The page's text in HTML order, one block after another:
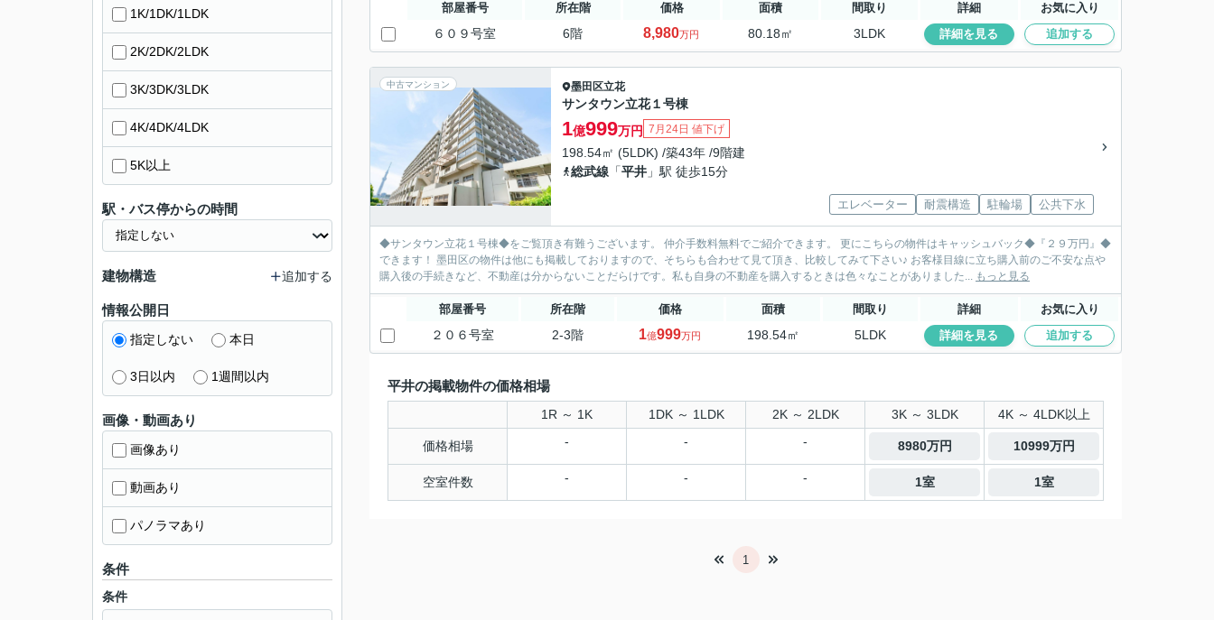
部屋番号 所在階 価格 面積 間取り 詳細 お気に入り
６０９号室 6階 8,980万円 80.18㎡ 3LDK 詳細を見る 追加する
中古マンション 墨田区立花
サンタウン立花１号棟
1億999万円 7月24日 値下げ
198.54㎡ (5LDK) /築43年 /9階建
総武線 「平井 」駅 徒歩15分
エレベーター 耐震構造 駐輪場 公共下水
◆サンタウン立花１号棟◆をご覧頂き有難うございます。 仲介手数料無料でご紹介できます。 更にこちらの物件はキャッシュバック◆『２９万円』◆
できます！ 墨田区の物件は他にも掲載しておりますので、そちらも合わせて見て頂き、比較してみて下さい♪ お客様目線に立ち購入前のご不安な点や
購入後の手続きなど、不動産は分からないことだらけです。私も自身の不動産を購入するときは色々なことがありました... もっと見る
部屋番号 所在階 価格 面積 間取り 詳細 お気に入り
２０６号室 2-3階 1億999万円 198.54㎡ 5LDK 詳細を見る 追加する
平井の掲載物件の価格相場
1R ～ 1K 1DK ～ 1LDK 2K ～ 2LDK 3K ～ 3LDK 4K ～ 4LDK以上
価格相場 - - - 8980万円 10999万円
空室件数 - - - 1室 1室
1
1K/1DK/1LDK
2K/2DK/2LDK
3K/3DK/3LDK
4K/4DK/4LDK
5K以上
駅・バス停からの時間
建物構造 追加する
情報公開日
指定しない 本日
3日以内 1週間以内
画像・動画あり
画像あり
動画あり
パノラマあり
条件
条件